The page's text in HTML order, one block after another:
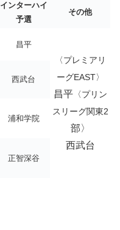
インターハイ
予選
その他
昌平
〈プレミアリ
ーグEAST〉
昌平〈プリン
スリーグ関東2
部〉
西武台
西武台
浦和学院
正智深谷